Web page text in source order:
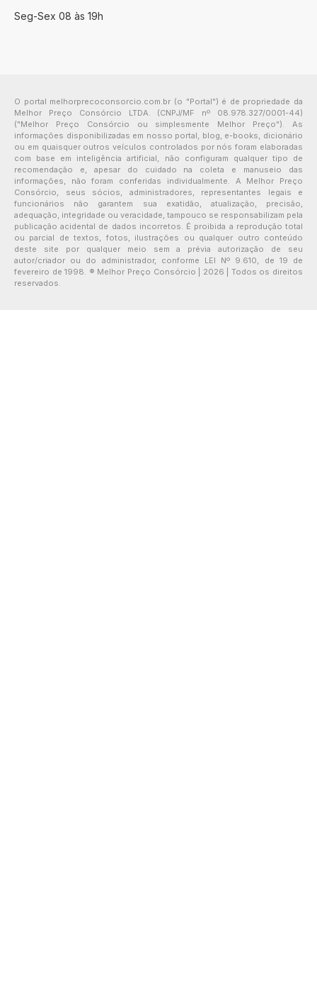
Seg-Sex 08 às 19h
O portal melhorprecoconsorcio.com.br (o "Portal") é de propriedade da
Melhor Preço Consórcio LTDA. (CNPJ/MF nº 08.978.327/0001-44)
("Melhor Preço Consórcio ou simplesmente Melhor Preço"). As
informações disponibilizadas em nosso portal, blog, e-books, dicionário
ou em quaisquer outros veículos controlados por nós foram elaboradas
com base em inteligência artificial, não configuram qualquer tipo de
recomendação e, apesar do cuidado na coleta e manuseio das
informações, não foram conferidas individualmente. A Melhor Preço
Consórcio, seus sócios, administradores, representantes legais e
funcionários não garantem sua exatidão, atualização, precisão,
adequação, integridade ou veracidade, tampouco se responsabilizam pela
publicação acidental de dados incorretos. É proibida a reprodução total
ou parcial de textos, fotos, ilustrações ou qualquer outro conteúdo
deste site por qualquer meio sem a prévia autorização de seu
autor/criador ou do administrador, conforme LEI Nº 9.610, de 19 de
fevereiro de 1998. ® Melhor Preço Consórcio | 2026 | Todos os direitos
reservados.